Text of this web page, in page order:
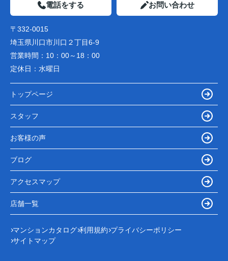
電話をする お問い合わせ
〒332-0015
埼玉県川口市川口２丁目6-9
営業時間： 10：00～18：00
定休日： 水曜日
トップページ
スタッフ
お客様の声
ブログ
アクセスマップ
店舗一覧
マンションカタログ 利用規約 プライバシーポリシー
サイトマップ